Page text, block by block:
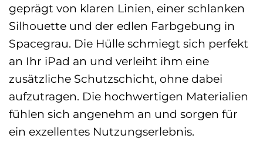
geprägt von klaren Linien, einer schlanken
Silhouette und der edlen Farbgebung in
Spacegrau. Die Hülle schmiegt sich perfekt
an Ihr iPad an und verleiht ihm eine
zusätzliche Schutzschicht, ohne dabei
aufzutragen. Die hochwertigen Materialien
fühlen sich angenehm an und sorgen für
ein exzellentes Nutzungserlebnis.